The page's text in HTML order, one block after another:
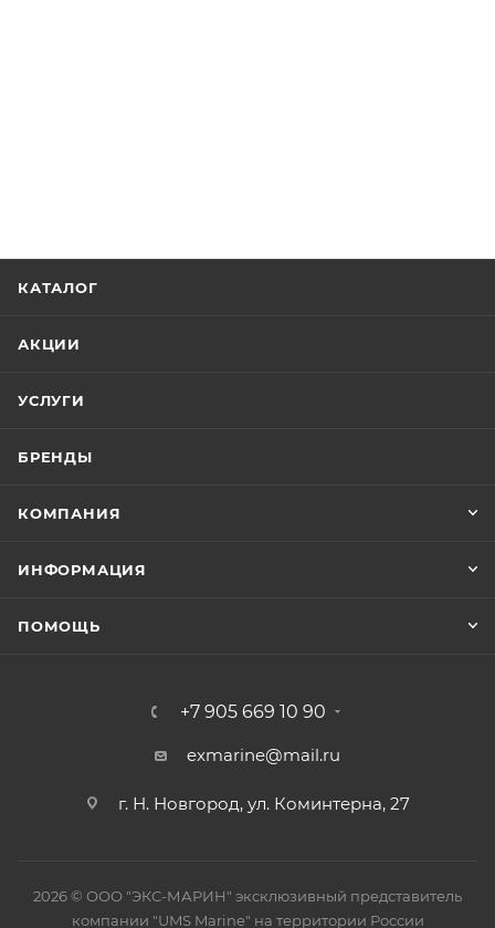
КАТАЛОГ
АКЦИИ
УСЛУГИ
БРЕНДЫ
КОМПАНИЯ
ИНФОРМАЦИЯ
ПОМОЩЬ
+7 905 669 10 90
exmarine@mail.ru
г. Н. Новгород, ул. Коминтерна, 27
2026 © ООО "ЭКС-МАРИН" эксклюзивный представитель
компании "UMS Marine" на территории России